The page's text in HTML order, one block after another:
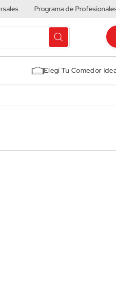
Programa de
Elegí Tu Comedor